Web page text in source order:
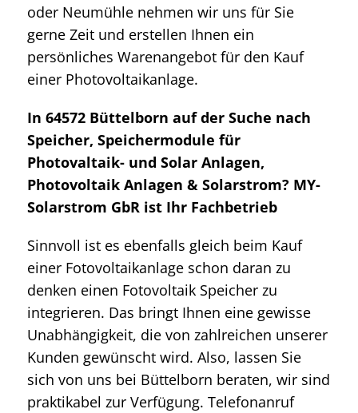
oder Neumühle nehmen wir uns für Sie
gerne Zeit und erstellen Ihnen ein
persönliches Warenangebot für den Kauf
einer Photovoltaikanlage.
In 64572 Büttelborn auf der Suche nach
Speicher, Speichermodule für
Photovaltaik- und Solar Anlagen,
Photovoltaik Anlagen & Solarstrom? MY-
Solarstrom GbR ist Ihr Fachbetrieb
Sinnvoll ist es ebenfalls gleich beim Kauf
einer Fotovoltaikanlage schon daran zu
denken einen Fotovoltaik Speicher zu
integrieren. Das bringt Ihnen eine gewisse
Unabhängigkeit, die von zahlreichen unserer
Kunden gewünscht wird. Also, lassen Sie
sich von uns bei Büttelborn beraten, wir sind
praktikabel zur Verfügung. Telefonanruf